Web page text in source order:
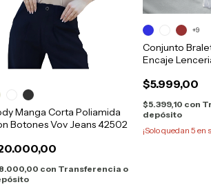
Manga Corta Poliamida
Botones Vov Jeans 42502
con Transferencia o
Conjunto
Encaje
$5.999,00
$5.399,10 con
depósito
¡Solo quedan5 en
+9